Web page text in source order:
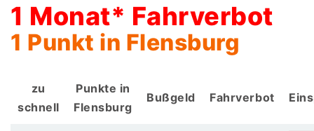
1 Monat* Fahrverbot
1 Punkt in Flensburg
zu
schnell
Punkte in
Flensburg
Bußgeld Fahrverbot